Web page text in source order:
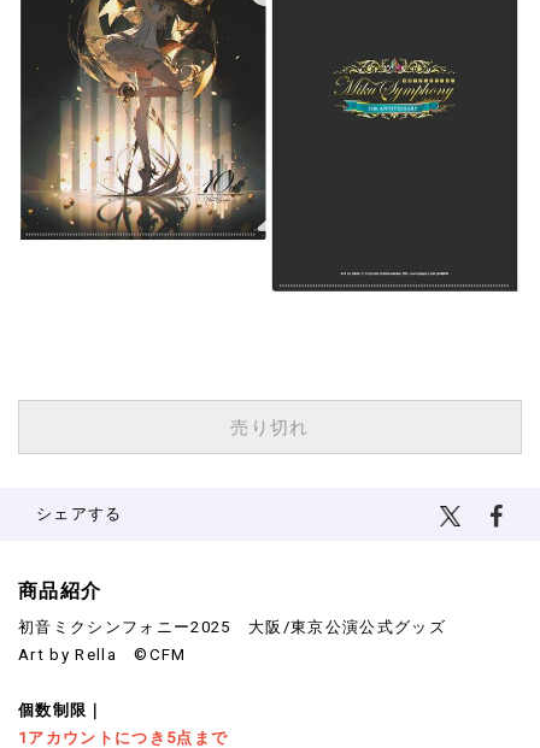
¥500
売り切れ
シェアする
商品紹介
初音ミクシンフォニー2025 大阪/東京公演公式グッズ
Art by Rella ©CFM
個数制限｜
1アカウントにつき5点まで